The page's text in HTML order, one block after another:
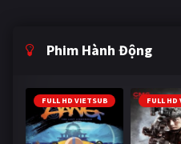
Phim Hành Động
FULL HD VIETSUB FULL HD